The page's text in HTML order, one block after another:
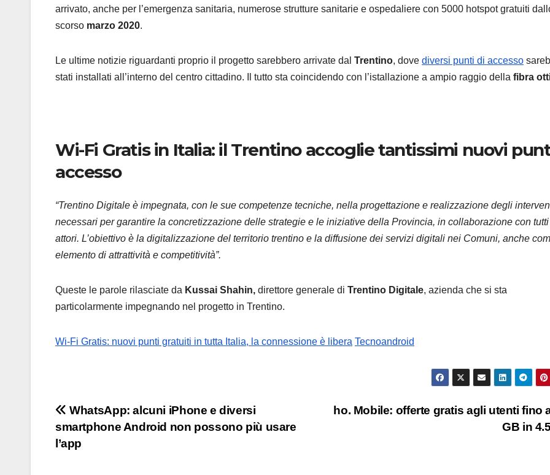
arrivato, anche per l’emergenza sanitaria, numerose strutture sanitarie e ospedaliere con 5000 hotspot gratuiti
scorso marzo 2020.
Le ultime notizie riguardanti proprio il progetto sarebbero arrivate dal Trentino, dove diversi punti di accesso
stati installati all’interno del centro cittadino. Il tutto sta coincidendo con l’istallazione a ampio raggio della fibra
Wi-Fi Gratis in Italia: il Trentino accoglie tantissimi nuovi
accesso
“Trentino Digitale è impegnata, con le sue competenze tecniche, nella progettazione e realizzazione degli
necessari per garantire la concretizzazione delle strategie e le iniziative della Provincia, in collaborazione con
attori. L’obiettivo è la digitalizzazione del territorio trentino e la diffusione dei servizi digitali nei Comuni, anche
elemento di attrattività e competitività”.
Queste le parole rilasciate da Kussai Shahin, direttore generale di Trentino Digitale, azienda che si sta
particolarmente impegnando nel progetto in Trentino.
Wi-Fi Gratis: nuovi punti gratuiti in tutta Italia, la connessione è libera Tecnoandroid
Navigazione
articoli
ho. Mobile: offerte gratis agli utenti fino
GB in
WhatsApp: alcuni iPhone e diversi
smartphone Android non possono più usare
l’app